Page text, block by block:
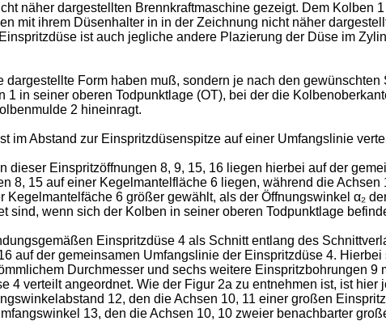
näher dargestellten Brennkraftmaschine gezeigt. Dem Kolben
mit ihrem Düsenhalter in in der Zeichnung nicht näher
ist auch jegliche andere Plazierung der Düse im
Form haben muß, sondern je nach den
in seiner oberen Todpunktlage (OT), bei der die
2 hineinragt.
Abstand zur Einspritzdüsenspitze auf einer Umfangslinie
Einspritzöffnungen 8, 9, 15, 16 liegen hierbei auf der
8, 15 auf einer Kegelmantelfläche 6 liegen, während die Achsen
6 größer gewählt, als der Öffnungswinkel α₂
wenn sich der Kolben in seiner oberen Todpunktlage
Einspritzdüse 4 als Schnitt entlang des
auf der gemeinsamen Umfangslinie der Einspritzdüse 4.
Durchmesser und sechs weitere Einspritzbohrungen 9
verteilt angeordnet. Wie der Figur 2a zu entnehmen ist, ist
12, den die Achsen 10, 11 einer großen
13, den die Achsen 10, 10 zweier benachbarter